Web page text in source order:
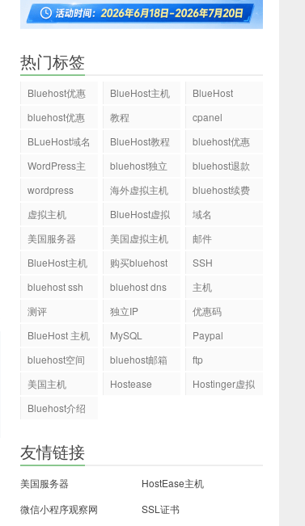
热门标签
Bluehost优惠
BlueHost主机
BlueHost
bluehost优惠
教程
cpanel
BLueHost域名
BlueHost教程
bluehost优惠
WordPress主
bluehost独立
bluehost退款
wordpress
海外虚拟主机
bluehost续费
虚拟主机
BlueHost虚拟
域名
美国服务器
美国虚拟主机
邮件
BlueHost主机
购买bluehost
SSH
bluehost ssh
bluehost dns
主机
测评
独立IP
优惠码
BlueHost 主机
MySQL
Paypal
bluehost空间
bluehost邮箱
ftp
美国主机
Hostease
Hostinger虚拟
Bluehost介绍
友情链接
美国服务器
HostEase主机
微信小程序观察网
SSL证书